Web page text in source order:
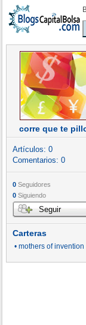
corre que te
Artículos: 0
Comentarios: 0
0 Seguidores
0 Siguiendo
Seguir
Carteras
• mothers of invention